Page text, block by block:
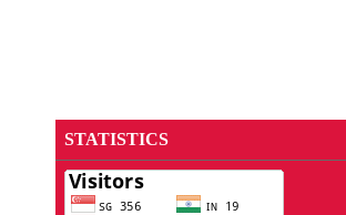
STATISTICS